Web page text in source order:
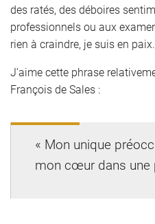
des ratés, des déboires
professionnels ou aux
rien à craindre, je suis en paix.
J’aime cette phrase
François de Sales :
« Mon unique
mon cœur dans une